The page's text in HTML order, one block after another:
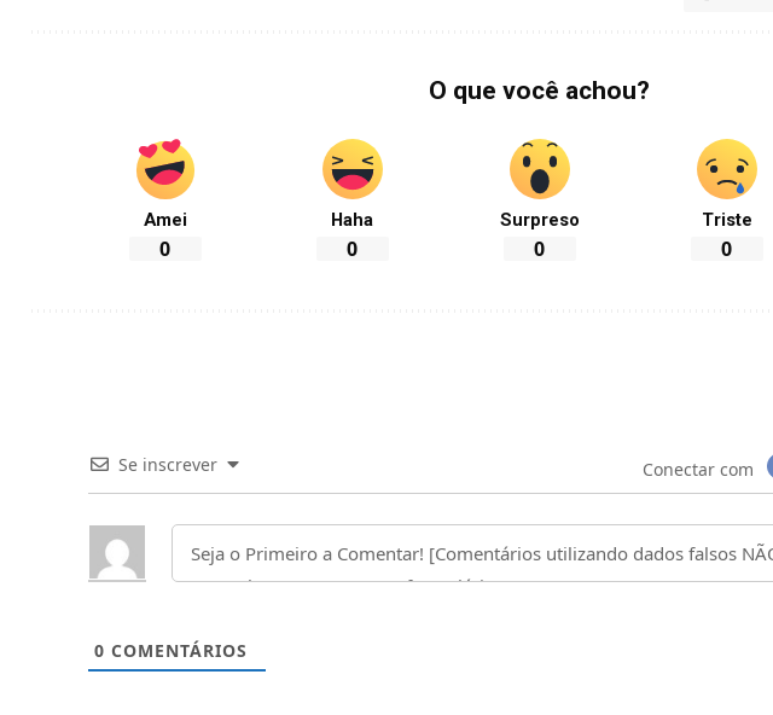
O que você achou?
Amei
0
Haha
0
Surpreso
0
Triste
0
Se inscrever Conectar com
0 COMENTÁRIOS